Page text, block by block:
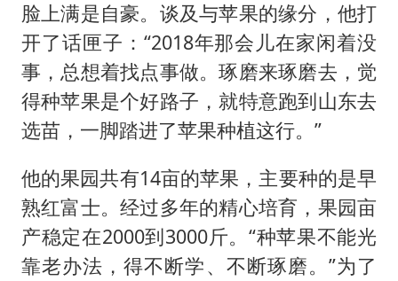
加沙约14万栋建筑被完全摧毁
从科技创新看开局起步的时与势
脸上满是自豪。谈及与苹果的缘分，他打
开了话匣子：“2018年那会儿在家闲着没
事，总想着找点事做。琢磨来琢磨去，觉
得种苹果是个好路子，就特意跑到山东去
选苗，一脚踏进了苹果种植这行。”
他的果园共有14亩的苹果，主要种的是早
熟红富士。经过多年的精心培育，果园亩
产稳定在2000到3000斤。“种苹果不能光
靠老办法，得不断学、不断琢磨。”为了